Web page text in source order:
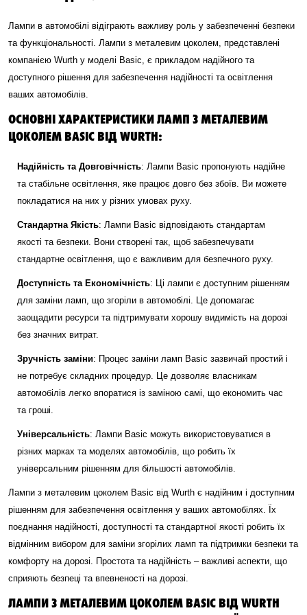
Лампи в автомобілі відіграють важливу роль у забезпеченні безпеки
та функціональності. Лампи з металевим цоколем, представлені
компанією Wurth у моделі Basic, є прикладом надійного та
доступного рішення для забезпечення надійності та освітлення
ваших автомобілів.
ОСНОВНІ ХАРАКТЕРИСТИКИ ЛАМП З МЕТАЛЕВИМ
ЦОКОЛЕМ BASIC ВІД WURTH:
Надійність та Довговічність: Лампи Basic пропонують надійне
та стабільне освітлення, яке працює довго без збоїв. Ви можете
покладатися на них у різних умовах руху.
Стандартна Якість: Лампи Basic відповідають стандартам
якості та безпеки. Вони створені так, щоб забезпечувати
стандартне освітлення, що є важливим для безпечного руху.
Доступність та Економічність: Ці лампи є доступним рішенням
для заміни ламп, що згоріли в автомобілі. Це допомагає
заощадити ресурси та підтримувати хорошу видимість на дорозі
без значних витрат.
Зручність заміни: Процес заміни ламп Basic зазвичай простий і
не потребує складних процедур. Це дозволяє власникам
автомобілів легко впоратися із заміною самі, що економить час
та гроші.
Універсальність: Лампи Basic можуть використовуватися в
різних марках та моделях автомобілів, що робить їх
універсальним рішенням для більшості автомобілів.
Лампи з металевим цоколем Basic від Wurth є надійним і доступним
рішенням для забезпечення освітлення у ваших автомобілях. Їх
поєднання надійності, доступності та стандартної якості робить їх
відмінним вибором для заміни згорілих ламп та підтримки безпеки та
комфорту на дорозі. Простота та надійність – важливі аспекти, що
сприяють безпеці та впевненості на дорозі.
ЛАМПИ З МЕТАЛЕВИМ ЦОКОЛЕМ BASIC ВІД WURTH